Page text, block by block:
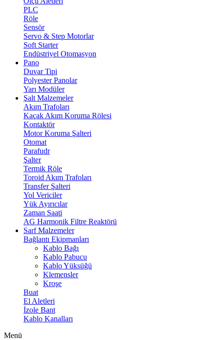
PLC
Röle
Sensör
Servo & Step Motorlar
Soft Starter
Endüstriyel Otomasyon
Pano
Duvar Tipi
Polyester Panolar
Yarı Modüler
Şalt Malzemeler
Akım Trafoları
Kaçak Akım Koruma Rölesi
Kontaktör
Motor Koruma Şalteri
Otomat
Parafudr
Şalter
Termik Röle
Toroid Akım Trafoları
Transfer Şalteri
Yol Vericiler
Yük Ayırıcılar
Zaman Saati
AG Harmonik Filtre Reaktörü
Sarf Malzemeler
Bağlantı Ekipmanları
Kablo Bağı
Kablo Pabucu
Kablo Yüksüğü
Klemensler
Kroşe
Buat
El Aletleri
İzole Bant
Kablo Kanalları
Menü